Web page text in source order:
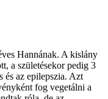
Hannának. A kislány
a születésekor pedig 3
és az epilepszia. Azt
fog vegetálni a